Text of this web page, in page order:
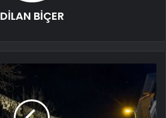
DİLAN BİÇER